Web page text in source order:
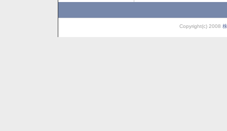
Copyright(c) 2008